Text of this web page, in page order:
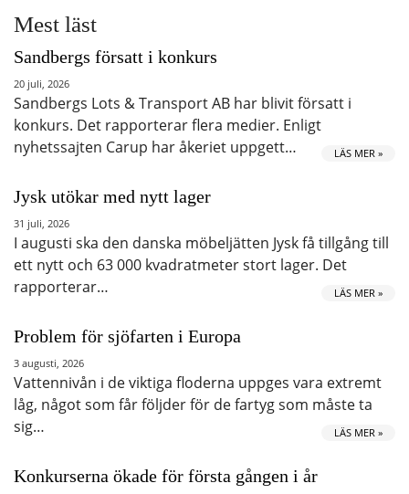
Mest läst
Sandbergs försatt i konkurs
20 juli, 2026
Sandbergs Lots & Transport AB har blivit försatt i
konkurs. Det rapporterar flera medier. Enligt
nyhetssajten Carup har åkeriet uppgett…
LÄS MER »
Jysk utökar med nytt lager
31 juli, 2026
I augusti ska den danska möbeljätten Jysk få tillgång till
ett nytt och 63 000 kvadratmeter stort lager. Det
rapporterar…
LÄS MER »
Problem för sjöfarten i Europa
3 augusti, 2026
Vattennivån i de viktiga floderna uppges vara extremt
låg, något som får följder för de fartyg som måste ta
sig…
LÄS MER »
Konkurserna ökade för första gången i år